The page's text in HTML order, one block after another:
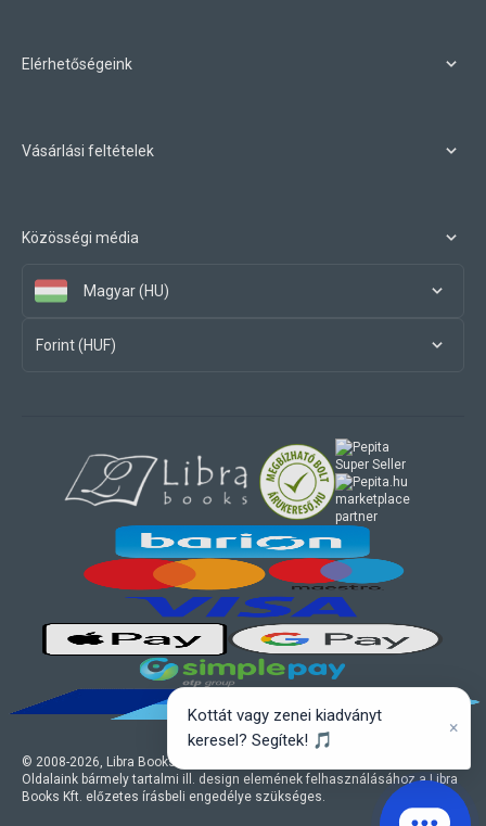
Elérhetőségeink
Vásárlási feltételek
Közösségi média
Magyar (HU)
Forint (HUF)
© 2008-2026, Libra Books Kft. Minden jog fenntartva.
Oldalaink bármely tartalmi ill. design elemének felhasználásához a Libra
Books Kft. előzetes írásbeli engedélye szükséges.
marketplace
partner
Kottát vagy zenei kiadványt
keresel? Segítek! 🎵
×